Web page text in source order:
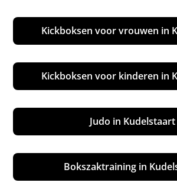
Kickboksen voor vrouwen in
Kickboksen voor kinderen in
Judo in Kudelstaart
Bokszaktraining in